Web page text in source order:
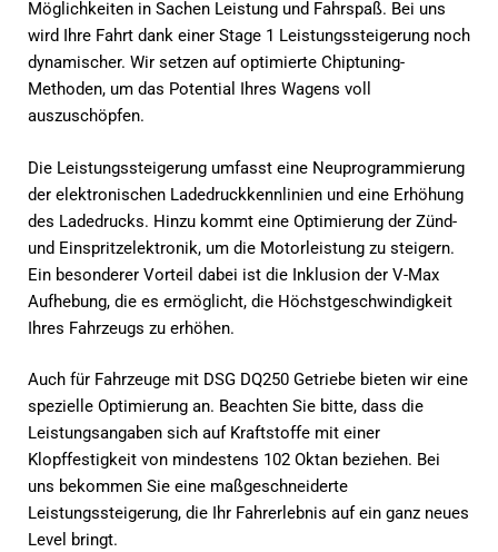
Möglichkeiten in Sachen Leistung und Fahrspaß. Bei uns
wird Ihre Fahrt dank einer Stage 1 Leistungssteigerung noch
dynamischer. Wir setzen auf optimierte Chiptuning-
Methoden, um das Potential Ihres Wagens voll
auszuschöpfen.
Die Leistungssteigerung umfasst eine Neuprogrammierung
der elektronischen Ladedruckkennlinien und eine Erhöhung
des Ladedrucks. Hinzu kommt eine Optimierung der Zünd-
und Einspritzelektronik, um die Motorleistung zu steigern.
Ein besonderer Vorteil dabei ist die Inklusion der V-Max
Aufhebung, die es ermöglicht, die Höchstgeschwindigkeit
Ihres Fahrzeugs zu erhöhen.
Auch für Fahrzeuge mit DSG DQ250 Getriebe bieten wir eine
spezielle Optimierung an. Beachten Sie bitte, dass die
Leistungsangaben sich auf Kraftstoffe mit einer
Klopffestigkeit von mindestens 102 Oktan beziehen. Bei
uns bekommen Sie eine maßgeschneiderte
Leistungssteigerung, die Ihr Fahrerlebnis auf ein ganz neues
Level bringt.